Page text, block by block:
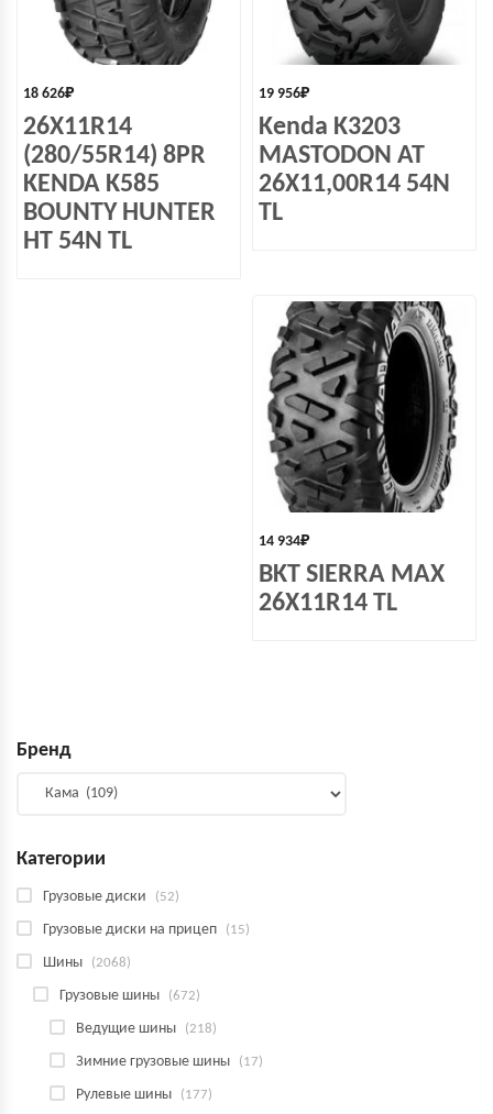
18 626₽
26X11R14
(280/55R14) 8PR
KENDA K585
BOUNTY HUNTER
HT 54N TL
19 956₽
Kenda K3203
MASTODON AT
26X11,00R14 54N
TL
14 934₽
BKT SIERRA MAX
26X11R14 TL
Бренд
Категории
Грузовые диски (52)
Грузовые диски на прицеп (15)
Шины (2068)
Грузовые шины (672)
Ведущие шины (218)
Зимние грузовые шины (17)
Рулевые шины (177)